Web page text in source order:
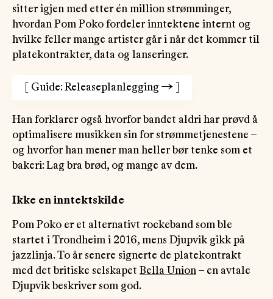
sitter igjen med etter én million strømminger,
hvordan Pom Poko fordeler inntektene internt og
hvilke feller mange artister går i når det kommer til
platekontrakter, data og lanseringer.
Guide: Releaseplanlegging →
Han forklarer også hvorfor bandet aldri har prøvd å
optimalisere musikken sin for strømmetjenestene –
og hvorfor han mener man heller bør tenke som et
bakeri: Lag bra brød, og mange av dem.
Ikke en inntektskilde
Pom Poko er et alternativt rockeband som ble
startet i Trondheim i 2016, mens Djupvik gikk på
jazzlinja. To år senere signerte de platekontrakt
med det britiske selskapet Bella Union – en avtale
Djupvik beskriver som god.